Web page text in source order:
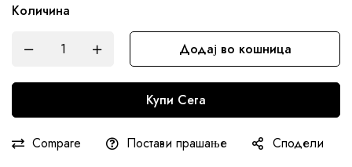
Количина
Додај во кошница
Купи Сега
Compare Постави прашање Сподели